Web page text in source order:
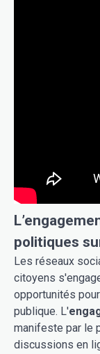
politiques
Les réseaux
citoyens
opportunités
publique. L'
manifeste par le
discussions en